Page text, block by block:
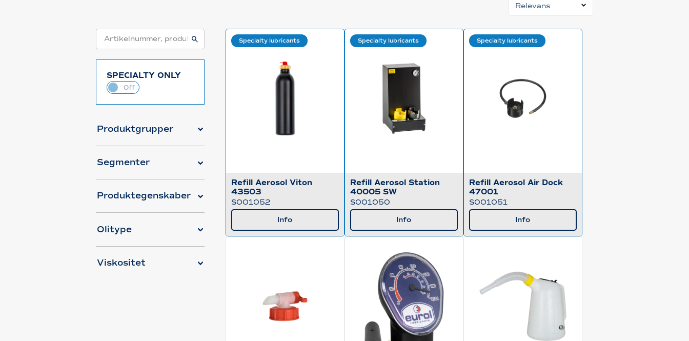
Relevans
SPECIALTY ONLY
Produktgrupper
Segmenter
Produktegenskaber
Olitype
Viskositet
Specialty lubricants
Refill Aerosol Viton
43503
S001052
Info
Specialty lubricants
Refill Aerosol Station
40005 SW
S001050
Info
Specialty lubricants
Refill Aerosol Air Dock
47001
S001051
Info